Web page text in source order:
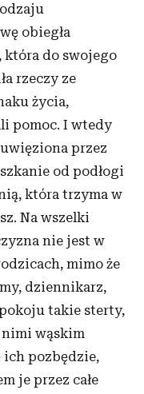
obiegła
która do swojego
rzeczy ze
życia,
pomoc. I wtedy
uwięziona przez
od podłogi
która trzyma w
Na wszelki
nie jest w
mimo że
dziennikarz,
takie sterty,
nimi wąskim
ich pozbędzie,
je przez całe